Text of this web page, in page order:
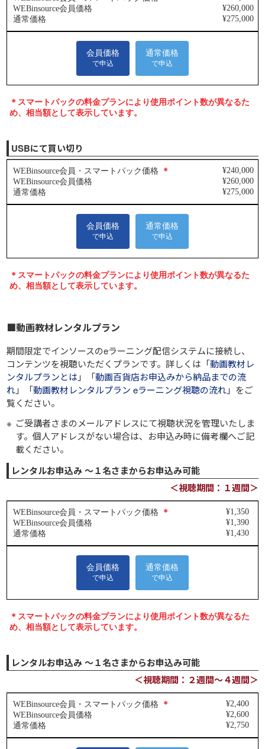
USBにて買い切り
■動画教材レンタルプラン
期間限定でインソースのeラーニング配信システムに接続し、
コンテンツを視聴いただくプランです。詳しくは「動画教材レ
ンタルプランとは 」「動画百貨店お申込みから納品までの流
れ」「動画教材レンタルプラン eラーニング視聴の流れ」をご
覧ください。
ご受講者さまのメールアドレスにて視聴状況を管理いたしま
す。個人アドレスがない場合は、お申込み時に備考欄へご記
載ください。
レンタルお申込み ～１名さまからお申込み可能
＜視聴期間：１週間＞
レンタルお申込み ～１名さまからお申込み可能
＜視聴期間：２週間～４週間＞